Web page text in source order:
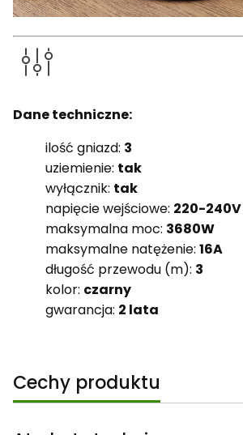
Dane techniczne:
ilość gniazd: 3
uziemienie: tak
wyłącznik: tak
napięcie wejściowe: 220-240V
maksymalna moc: 3680W
maksymalne natężenie: 16A
długość przewodu (m): 3
kolor: czarny
gwarancja: 2 lata
Cechy produktu